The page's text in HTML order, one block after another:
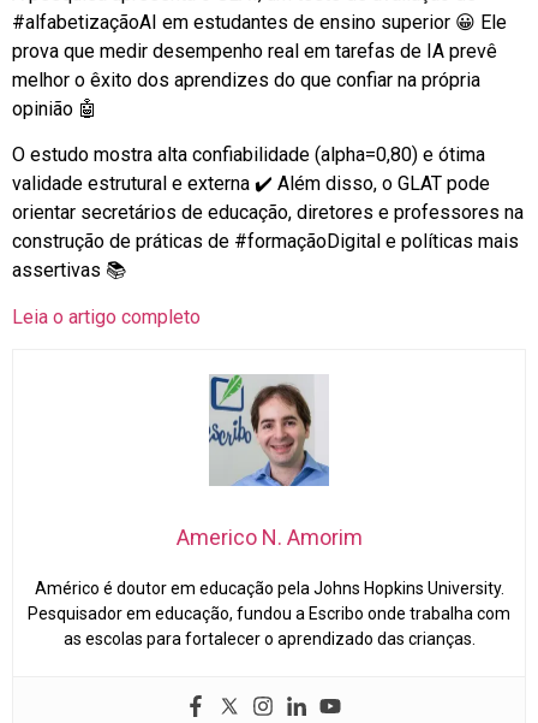
#alfabetizaçãoAI em estudantes de ensino superior 😀 Ele
prova que medir desempenho real em tarefas de IA prevê
melhor o êxito dos aprendizes do que confiar na própria
opinião 🤖
O estudo mostra alta confiabilidade (alpha=0,80) e ótima
validade estrutural e externa ✔️ Além disso, o GLAT pode
orientar secretários de educação, diretores e professores na
construção de práticas de #formaçãoDigital e políticas mais
assertivas 📚
Leia o artigo completo
Americo N. Amorim
Américo é doutor em educação pela Johns Hopkins University.
Pesquisador em educação, fundou a Escribo onde trabalha com
as escolas para fortalecer o aprendizado das crianças.